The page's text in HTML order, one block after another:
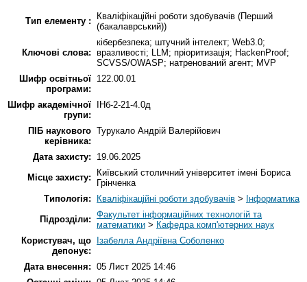
Тип елементу :
Кваліфікаційні роботи здобувачів (Перший
(бакалаврський))
Ключові слова:
кібербезпека; штучний інтелект; Web3.0;
вразливості; LLM; пріоритизація; HackenProof;
SCVSS/OWASP; натренований агент; MVP
Шифр освітньої
програми:
122.00.01
Шифр академічної
групи:
ІНб-2-21-4.0д
ПІБ наукового
керівника:
Турукало Андрій Валерійович
Дата захисту:
19.06.2025
Місце захисту:
Київський столичний університет імені Бориса
Грінченка
Типологія:
Кваліфікаційні роботи здобувачів > Інформатика
Підрозділи: Факультет інформаційних технологій та
математики > Кафедра комп'ютерних наук
Користувач, що
депонує:
Ізабелла Андріївна Соболенко
Дата внесення: 05 Лист 2025 14:46